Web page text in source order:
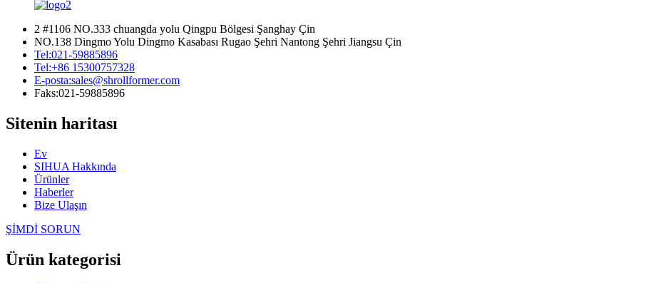
2 #1106 NO.333 chuangda yolu Qingpu Bölgesi Şanghay Çin
NO.138 Dingmo Yolu Dingmo Kasabası Rugao Şehri Nantong Şehri Jiangsu Çin
Tel:021-59885896
Tel:+86 15300757328
E-posta:sales@shrollformer.com
Faks:021-59885896
Sitenin haritası
Ev
SIHUA Hakkında
Ürünler
Haberler
Bize Ulaşın
ŞİMDİ SORUN
Ürün kategorisi